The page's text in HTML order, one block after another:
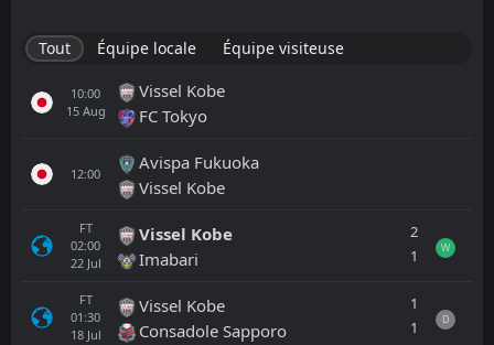
Tout Équipe locale Équipe visiteuse
10:00
15 Aug
Vissel Kobe
FC Tokyo
12:00
Avispa Fukuoka
Vissel Kobe
FT
02:00
22 Jul
Vissel Kobe
Imabari
2
1
W
FT
01:30
18 Jul
Vissel Kobe
Consadole Sapporo
1
1
D